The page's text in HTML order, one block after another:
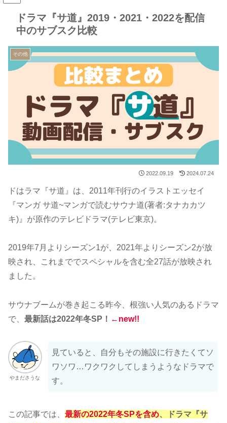
ドラマ『サ道』2019・2021・2022を配信
中のサブスク比較
その他
2022.09.19 2024.07.24
ドはラマ『サ道』は、2011年刊行のイラストエッセイ
『マンガ サ道~マンガで読むサウナ道(著者:タナカカツ
キ)』が原作のテレビドラマ(テレビ東京)。
2019年7月よりシーズン1が、2021年よりシーズン2が放
映され、これまででスペシャルを含む全27話が放映され
ました。
サウナブームが巻き起こる昨今、根強い人気のあるドラマ
で、 最新話は2022年冬SP！ ←new!!
やまださうな
見ていると、自分もその施設に行きたくてソ
ワソワ…ワクワクしてしまうようなドラマで
す。
この記事では、 最新の2022年冬SPを含め、ドラマ『サ